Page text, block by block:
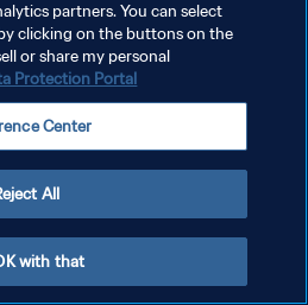
سياسة الخصوصيةpartners. You can select
clicking on the buttons on the
or share my personal
Protection Portal
Center
All
with that